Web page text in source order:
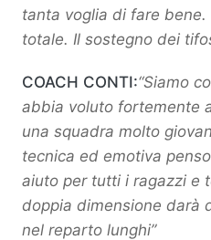
tanta voglia di fare bene.
totale. Il sostegno dei
COACH CONTI:“Siamo
abbia voluto fortemente
una squadra molto
tecnica ed emotiva
aiuto per tutti i ragazzi e
doppia dimensione darà
nel reparto lunghi”